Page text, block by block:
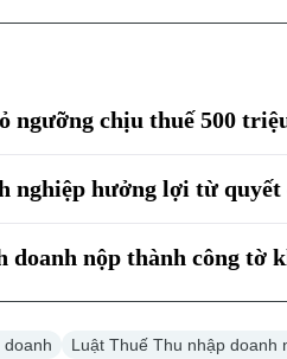
ngưỡng chịu thuế 500
nghiệp hưởng lợi từ
doanh nộp thành công tờ
doanh Luật Thuế Thu nhập doanh